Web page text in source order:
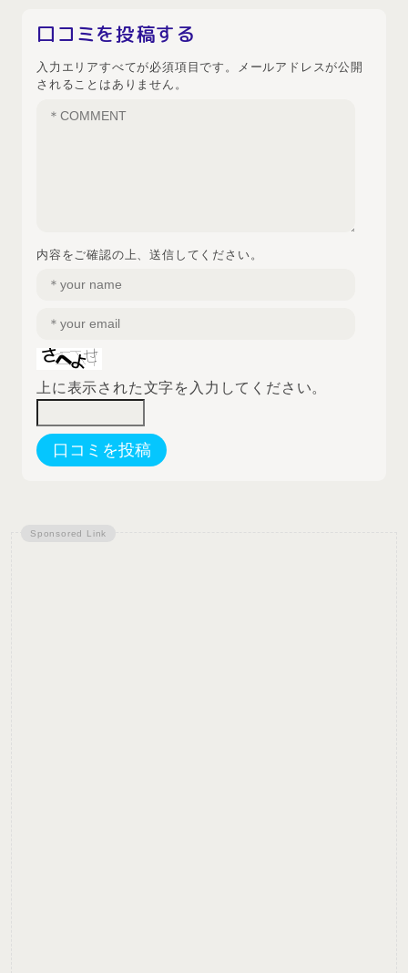
口コミを投稿する
入力エリアすべてが必須項目です。メールアドレスが公開
されることはありません。
内容をご確認の上、送信してください。
上に表示された文字を入力してください。